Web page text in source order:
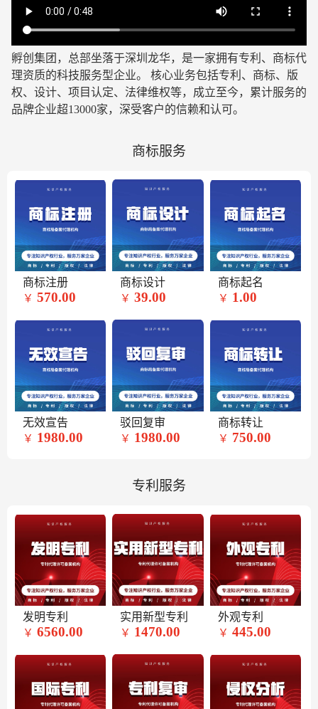
孵创集团，总部坐落于深圳龙华，是一家拥有专利、商标代
理资质的科技服务型企业。 核心业务包括专利、商标、版
权、设计、项目认定、法律维权等，成立至今，累计服务的
品牌企业超13000家，深受客户的信赖和认可。
商标服务
商标注册
￥ 570.00
商标设计
￥ 39.00
商标起名
￥ 1.00
无效宣告
￥ 1980.00
驳回复审
￥ 1980.00
商标转让
￥ 750.00
专利服务
发明专利
￥ 6560.00
实用新型专利
￥ 1470.00
外观专利
￥ 445.00